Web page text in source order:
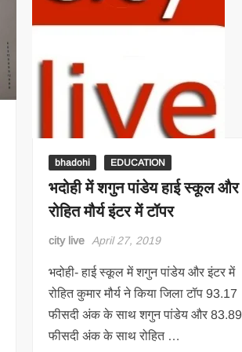
पूरी
लिस्ट
bhadohi EDUCATION
भदोही में शगुन पांडेय हाई स्कूल और
रोहित मौर्य इंटर में टॉपर
city live April 27, 2019
भदोही- हाई स्कूल में शगुन पांडेय और इंटर में
रोहित कुमार मौर्य ने किया जिला टॉप 93.17
फीसदी अंक के साथ शगुन पांडेय और 83.89
फीसदी अंक के साथ रोहित …